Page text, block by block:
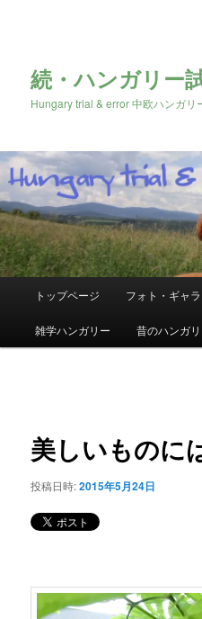
続・ハンガリー
Hungary trial & error 中欧ハンガ
メ
イ
ン
テ
ン
へ
トップページ フォト・ギャ
雑学ハンガリー 昔のハンガ
美しいものに
投稿日時:2015年5月24日